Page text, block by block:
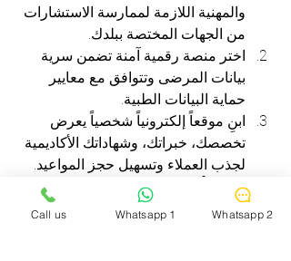
والمهنية اللازمة لممارسة الاستشارات
من الجهات المختصة ببلدك.
اختر منصة رقمية آمنة تضمن سرية
بيانات المرضى وتتوافق مع معايير
حماية البيانات الطبية.
ابنِ موقعاً إلكترونياً شخصياً يعرض
تخصصك، خبراتك، وشهاداتك الأكاديمية
لجذب العملاء وتسهيل حجز المواعيد.
كيف تبدأ دراسة علم النفس
عن بعد خطوة بخطوة؟ Call us Whatsapp 1 Whatsapp 2